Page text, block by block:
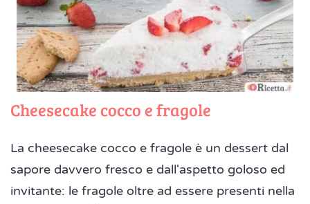
Cheesecake cocco e fragole
La cheesecake cocco e fragole è un dessert dal
sapore davvero fresco e dall'aspetto goloso ed
invitante: le fragole oltre ad essere presenti nella